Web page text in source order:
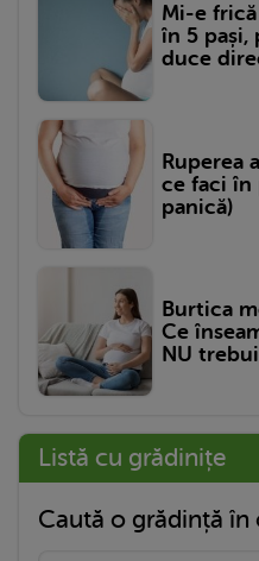
Mi-e
în 5 pași,
duce
Ruperea
ce faci în
panică)
Burtica
Ce
NU
Listă cu grădinițe
Caută o grădință în